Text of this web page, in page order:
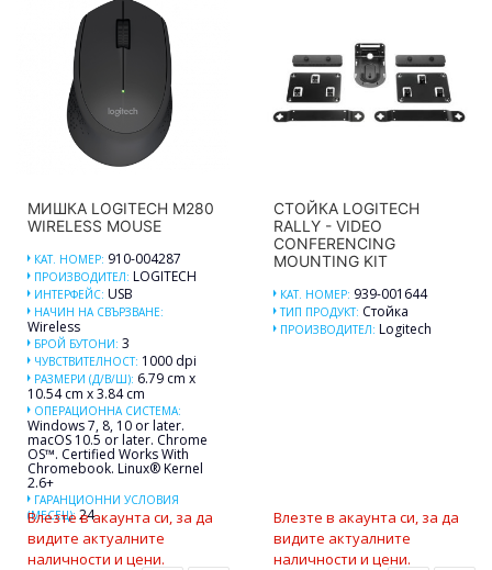
МИШКА LOGITECH M280
WIRELESS MOUSE
КАТ. НОМЕР: 910-004287
ПРОИЗВОДИТЕЛ: LOGITECH
ИНТЕРФЕЙС: USB
НАЧИН НА СВЪРЗВАНЕ:
Wireless
БРОЙ БУТОНИ: 3
ЧУВСТВИТЕЛНОСТ: 1000 dpi
РАЗМЕРИ (Д/В/Ш): 6.79 cm x
10.54 cm x 3.84 cm
ОПЕРАЦИОННА СИСТЕМА:
Windows 7, 8, 10 or later.
macOS 10.5 or later. Chrome
OS™. Certified Works With
Chromebook. Linux® Kernel
2.6+
ГАРАНЦИОННИ УСЛОВИЯ
(МЕСЕЦ): 24
Влезте в акаунта си, за да
видите актуалните
наличности и цени.
СТОЙКА LOGITECH
RALLY - VIDEO
CONFERENCING
MOUNTING KIT
КАТ. НОМЕР: 939-001644
ТИП ПРОДУКТ: Стойка
ПРОИЗВОДИТЕЛ: Logitech
Влезте в акаунта си, за да
видите актуалните
наличности и цени.